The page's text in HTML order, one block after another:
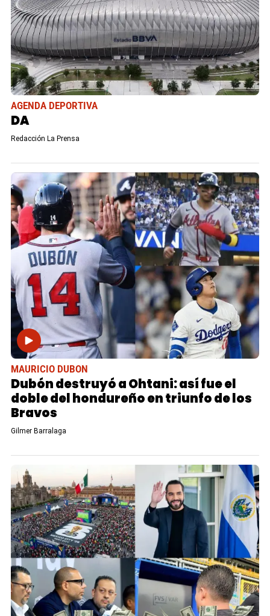
AGENDA DEPORTIVA
DA
Redacción La Prensa
MAURICIO DUBON
Dubón destruyó a Ohtani: así fue el
doble del hondureño en triunfo de los
Bravos
Gilmer Barralaga